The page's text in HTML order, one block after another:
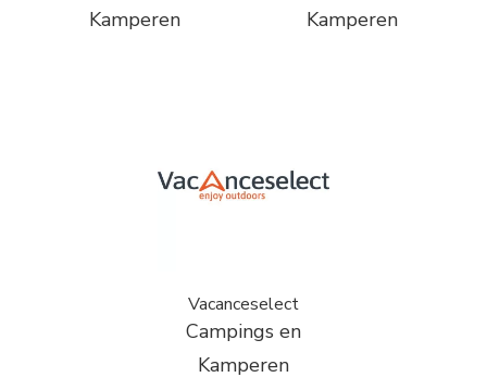
Kamperen
Kamperen
Vacanceselect
Campings en
Kamperen